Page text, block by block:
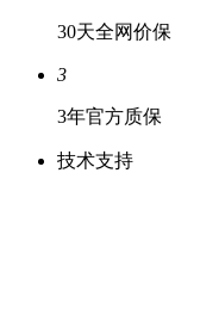
30天全网价保
3
3年官方质保
技术支持